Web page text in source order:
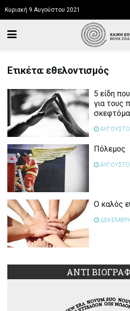
Κυριακή 9 Αυγούστου 2021
Ετικέτα: εθελοντισμός
5 είδη
για τους
Πόλεμος
Ο καλός
ΑΝΤΙ